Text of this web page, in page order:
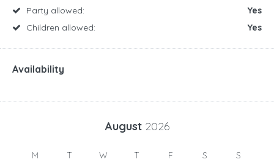
Party allowed:
Yes
Children allowed:
Yes
Availability
August 2026
M T W T F S S